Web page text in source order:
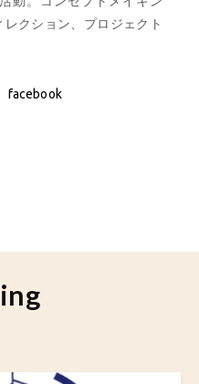
クション、プロジェクト
facebook